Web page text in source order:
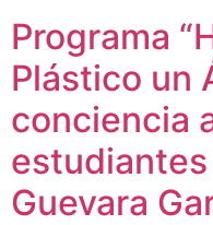
Programa
Plástico un
conciencia
estudiantes
Guevara